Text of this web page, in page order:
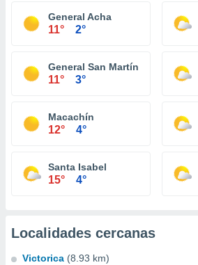
General Acha
11° 2°
General San Martín
11° 3°
Macachín
12° 4°
Santa Isabel
15° 4°
Localidades cercanas
Victorica (8.93 km)